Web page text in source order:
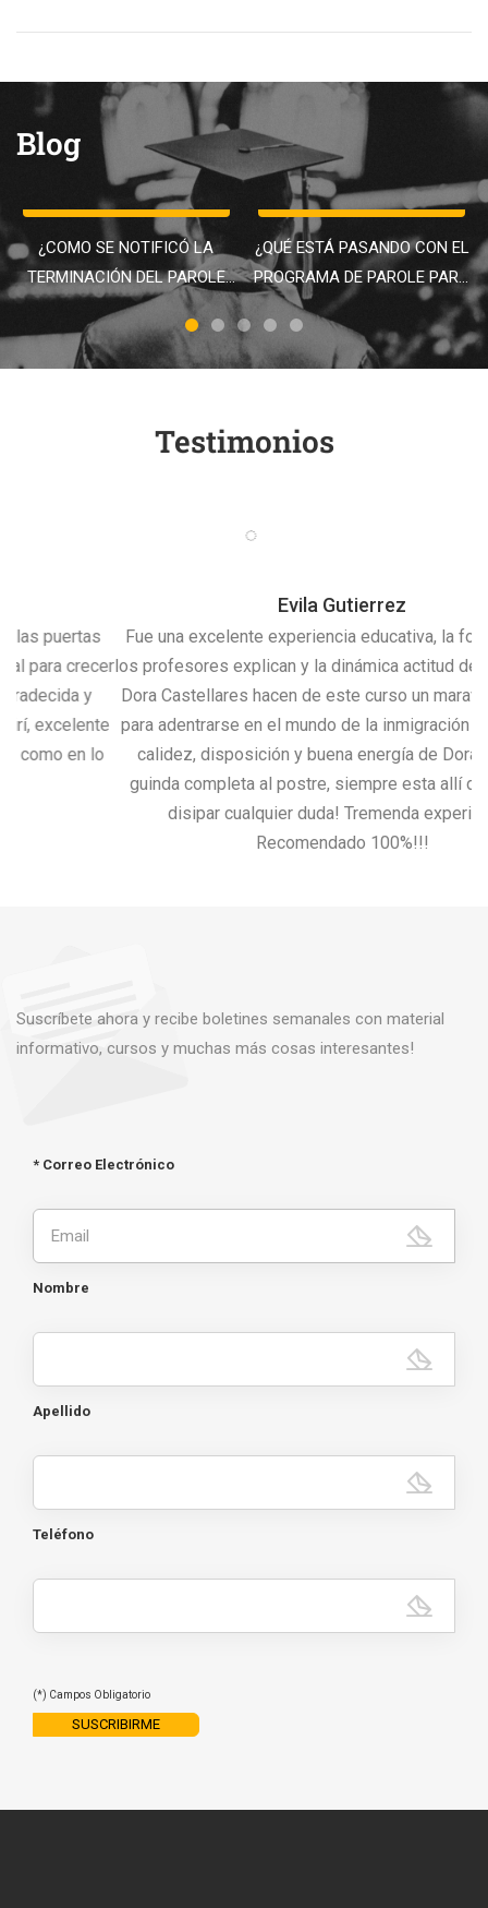
Blog
IIF Admin June 5, 2025
¿COMO SE NOTIFICÓ LA
TERMINACIÓN DEL PAROLE
CHNV Y DE LOS PERMISOS DE
TRABAJO C(11)?
IIF Admin June 5, 2025
¿QUÉ ESTÁ PASANDO CON EL
PROGRAMA DE PAROLE PARA
CUBANOS, HAITIANOS,
NICARAGÜENSES Y
VENEZOLANOS (CHNV)?
Testimonios
Evila Gutierrez
Fue una excelente experiencia educativa, la forma en que
los profesores explican y la dinámica actitud de la Directora
Dora Castellares hacen de este curso un maravilloso taller
para adentrarse en el mundo de la inmigración en EEUU. La
calidez, disposición y buena energía de Dora ponen la
guinda completa al postre, siempre esta allí dispuesta a
disipar cualquier duda! Tremenda experiencia!
Recomendado 100%!!!
Suscríbete ahora y recibe boletines semanales con material
informativo, cursos y muchas más cosas interesantes!
* Correo Electrónico
Nombre
Apellido
Teléfono
(*) Campos Obligatorio